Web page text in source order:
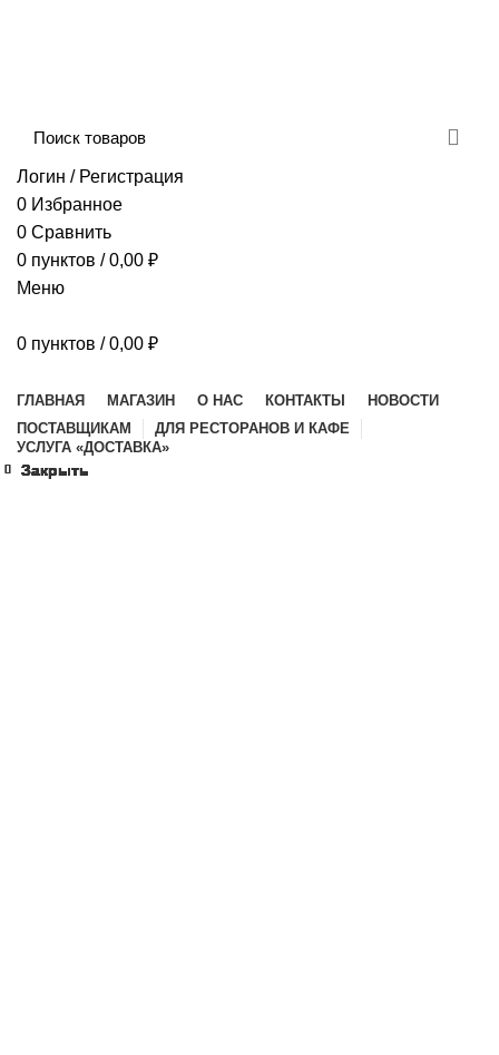
Логин / Регистрация
0 Избранное
0 Сравнить
0 пунктов / 0,00 ₽
Меню
0 пунктов / 0,00 ₽
ГЛАВНАЯ МАГАЗИН О НАС КОНТАКТЫ
НОВОСТИ
ПОСТАВЩИКАМ
ДЛЯ РЕСТОРАНОВ И КАФЕ
УСЛУГА «ДОСТАВКА»
Закрыть
Закрыть
Закрыть
Закрыть
Закрыть
Закрыть
Закрыть
Закрыть
Закрыть
Закрыть
Закрыть
Закрыть
Закрыть
Закрыть